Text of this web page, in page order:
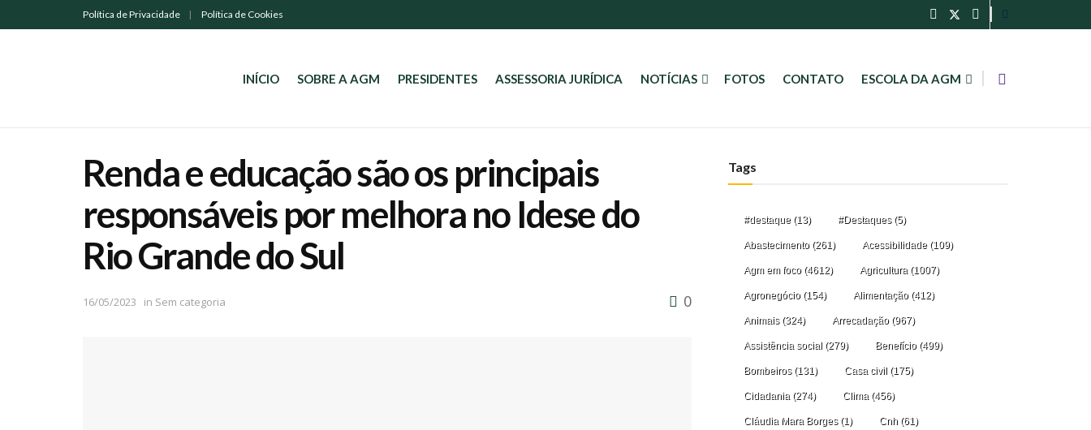
Política de Privacidade Política de Cookies
INÍCIO SOBRE A AGM PRESIDENTES ASSESSORIA JURÍDICA NOTÍCIAS FOTOS CONTATO ESCOLA DA AGM
Renda e educação são os principais
responsáveis por melhora no Idese do
Rio Grande do Sul
16/05/2023 in Sem categoria 0
Tags
#destaque (13) #Destaques(5)
Abastecimento(261) Acessibilidade (109)
Agm em foco(4612) Agricultura (1007)
Agronegócio(154) Alimentação(412)
Animais(324) Arrecadação(967)
Assistência social (279) Benefício(499)
Bombeiros(131) Casa civil (175)
Cidadania (274) Clima (456)
Cláudia Mara Borges(1) Cnh (61)